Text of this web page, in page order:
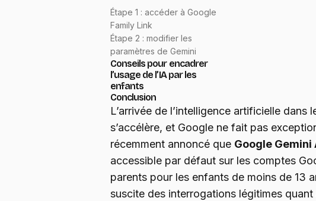
Étape 1 : accéder à Google
Family Link
Étape 2 : modifier les
paramètres de Gemini
Conseils pour encadrer
l’usage de l’IA par les
enfants
Conclusion
L’arrivée de l’intelligence artificielle dans
s’accélère, et Google ne fait pas
récemment annoncé que Google Gemini
accessible par défaut sur les comptes
parents pour les enfants de moins de 13
suscite des interrogations légitimes